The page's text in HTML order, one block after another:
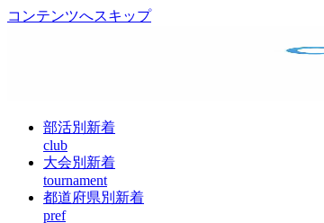
コンテンツへスキップ
部活別新着
club
大会別新着
tournament
都道府県別新着
pref